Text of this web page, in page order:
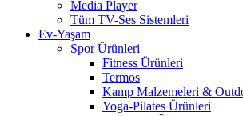
Media Player
Tüm TV-Ses Sistemleri
Ev-Yaşam
Spor Ürünleri
Fitness Ürünleri
Termos
Kamp Malzemeleri &
Yoga-Pilates Ürünleri